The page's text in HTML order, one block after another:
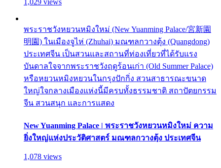
พระราชวังหยวนหมิงใหม่ (New Yuanming Palace/宮新園
明園) ในเมืองจูไห่ (Zhuhai) มณฑลกวางตุ้ง (Quangdong)
ประเทศจีน เป็นสวนและสถานที่ท่องเที่ยวที่ได้รับแรง
บันดาลใจจากพระราชวังฤดูร้อนเก่า (Old Summer Palace)
หรือหยวนหมิงหยวนในกรุงปักกิ่ง สวนสาธารณะขนาด
ใหญ่ใจกลางเมืองแห่งนี้มีครบทั้งธรรมชาติ สถาปัตยกรรม
จีน สวนสนุก และการแสดง
New Yuanming Palace | พระราชวังหยวนหมิงใหม่ ความ
ยิ่งใหญ่แห่งประวัติศาสตร์ มณฑลกวางตุ้ง ประเทศจีน
1,078 views